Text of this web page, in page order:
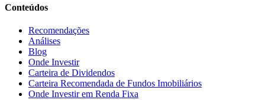
Conteúdos
Recomendações
Análises
Blog
Onde Investir
Carteira de Dividendos
Carteira Recomendada de Fundos Imobiliários
Onde Investir em Renda Fixa